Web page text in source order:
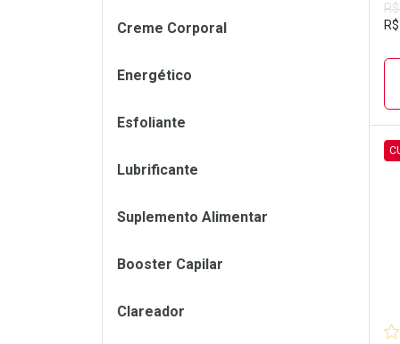
R$
Creme Corporal
Energético
Esfoliante
Lubrificante
Suplemento Alimentar
Booster Capilar
Clareador